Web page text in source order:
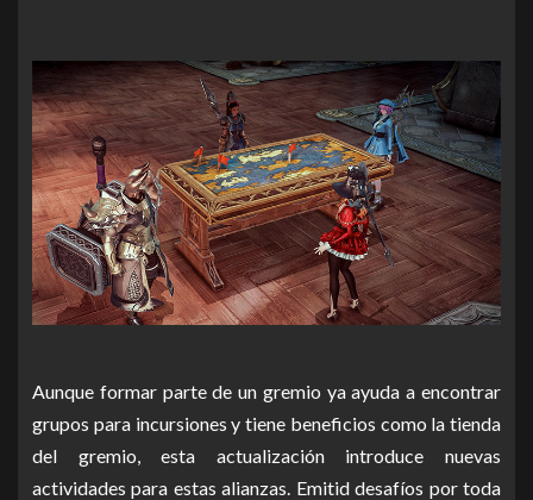
Aunque formar parte de un gremio ya ayuda a encontrar
grupos para incursiones y tiene beneficios como la tienda
del gremio, esta actualización introduce nuevas
actividades para estas alianzas. Emitid desafíos por toda